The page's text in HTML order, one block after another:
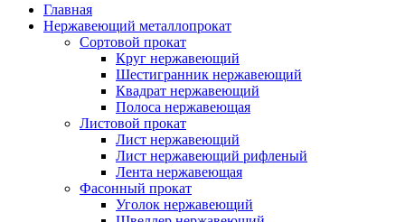
Главная
Нержавеющий металлопрокат
Сортовой прокат
Круг нержавеющий
Шестигранник нержавеющий
Квадрат нержавеющий
Полоса нержавеющая
Листовой прокат
Лист нержавеющий
Лист нержавеющий рифленый
Лента нержавеющая
Фасонный прокат
Уголок нержавеющий